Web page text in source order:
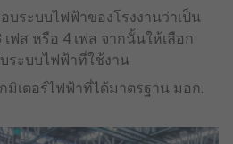
บระบบไฟฟ้าของโรงงานว่าเป็น
ฟส หรือ 4 เฟส จากนั้นให้เลือก
ระบบไฟฟ้าที่ใช้งาน
มิเตอร์ไฟฟ้าที่ได้มาตรฐาน มอก.